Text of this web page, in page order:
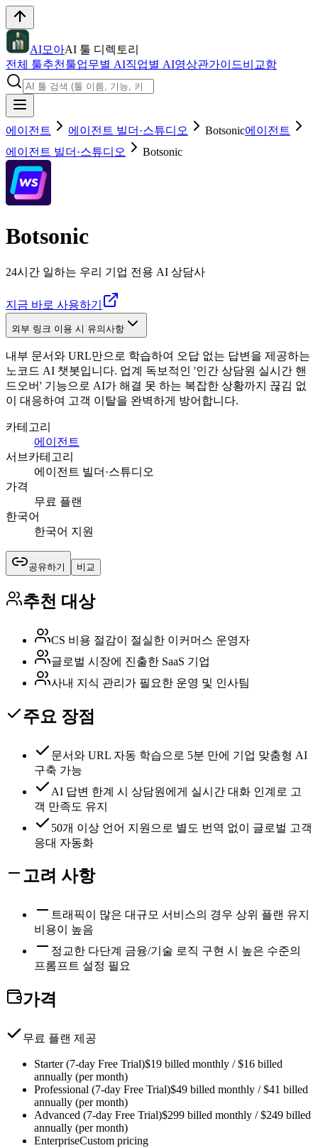
AI모아AI 툴 디렉토리
전체 툴추천툴업무별 AI직업별 AI영상관가이드비교함
에이전트 에이전트 빌더·스튜디오 Botsonic에이전트
에이전트 빌더·스튜디오
Botsonic
Botsonic
24시간 일하는 우리 기업 전용 AI 상담사
지금 바로 사용하기
외부 링크 이용 시 유의사항
내부 문서와 URL만으로 학습하여 오답 없는 답변을 제공하는
노코드 AI 챗봇입니다. 업계 독보적인 '인간 상담원 실시간 핸
드오버' 기능으로 AI가 해결 못 하는 복잡한 상황까지 끊김 없
이 대응하여 고객 이탈을 완벽하게 방어합니다.
카테고리
에이전트
서브카테고리
에이전트 빌더·스튜디오
가격
무료 플랜
한국어
한국어 지원
공유하기 비교
추천 대상
CS 비용 절감이 절실한 이커머스 운영자
글로벌 시장에 진출한 SaaS 기업
사내 지식 관리가 필요한 운영 및 인사팀
주요 장점
문서와 URL 자동 학습으로 5분 만에 기업 맞춤형 AI
구축 가능
AI 답변 한계 시 상담원에게 실시간 대화 인계로 고
객 만족도 유지
50개 이상 언어 지원으로 별도 번역 없이 글로벌 고객
응대 자동화
고려 사항
트래픽이 많은 대규모 서비스의 경우 상위 플랜 유지
비용이 높음
정교한 다단계 금융/기술 로직 구현 시 높은 수준의
프롬프트 설정 필요
가격
무료 플랜 제공
Starter (7-day Free Trial)$19 billed monthly / $16 billed
annually (per month)
Professional (7-day Free Trial)$49 billed monthly / $41 billed
annually (per month)
Advanced (7-day Free Trial)$299 billed monthly / $249 billed
annually (per month)
EnterpriseCustom pricing